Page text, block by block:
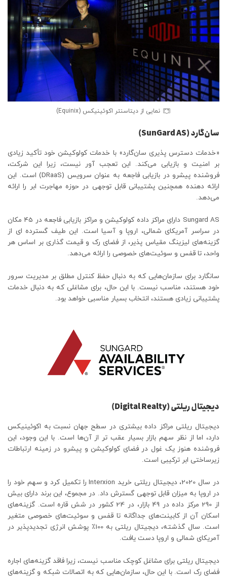
نمایی از دیتاسنتر اکوئینیکس (Equinix)
سان‌گارد (SunGard AS)
«خدمات دسترس پذیری سان‌گارد» با خدمات کولوکیشن خود تأکید زیادی
بر امنیت و بازیابی می‌کند. این تعجب آور نیست، زیرا این شرکت،
فروشنده پیشرو در بازیابی فاجعه به عنوان سرویس (DRaaS) است. این
ارائه دهنده همچنین پشتیبانی قابل توجهی در حوزه مهاجرت ابر را ارائه
می‌دهد.
Sungard AS دارای مراکز داده کولوکیشن و مراکز بازیابی فاجعه در 45 مکان
در سراسر آمریکای شمالی، اروپا و آسیا است. این طیف گسترده ای از
گزینه‌های لیزینگ مقیاس پذیر، از فضای رک و قیمت گذاری بر اساس هر
واحد، تا قفس و سوئیت‌های خصوصی را ارائه می‌دهد.
سانگارد برای سازمان‌هایی که به دنبال حفظ کنترل مطلق بر مدیریت سرور
خود هستند، مناسب نیست. با این حال، برای مشاغلی که به دنبال خدمات
پشتیبانی زیادی هستند، انتخاب بسیار مناسبی خواهد بود.
دیجیتال ریلتی (Digital Realty)
دیجیتال ریلتی مراکز داده بیشتری در سطح جهان نسبت به اکوئینیکس
دارد، اما از نظر سهم بازار بسیار عقب تر از آن‌ها است. با این وجود، این
فروشنده هنوز یک غول در فضای کولوکیشن و پیشرو در زمینه ارتباطات
زیرساختی ابر ترکیبی است.
در سال 2020، دیجیتال ریلتی خرید Interxion را تکمیل کرد و سهم خود را
در اروپا به میزان قابل توجهی گسترش داد. در مجموع، این برند دارای بیش
از 290 مرکز داده در 49 بازار، در 24 کشور در شش قاره است. گزینه‌های
اسکان آن از کابینت‌های جداگانه تا قفس و سوئیت‌های خصوصی متغیر
است. سال گذشته، دیجیتال ریلتی به 100٪ پوشش انرژی تجدیدپذیر در
آمریکای شمالی و اروپا دست یافت.
دیجیتال ریلتی برای مشاغل کوچک مناسب نیست، زیرا فاقد گزینه‌های اجاره
فضای رک است. با این حال، سازمان‌هایی که به اتصالات شبکه و گزینه‌های